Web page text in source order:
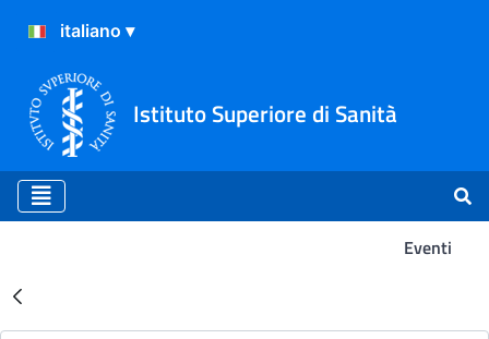
Istituto Superiore di Sanità
Eventi
Risultati della Ricerca -